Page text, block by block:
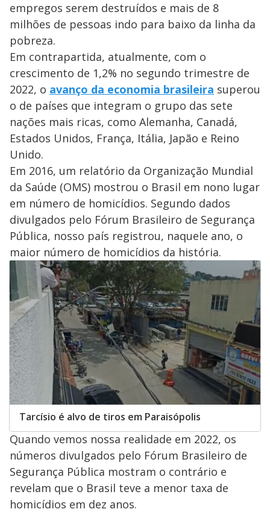
empregos serem destruídos e mais de 8
milhões de pessoas indo para baixo da linha da
pobreza.
Em contrapartida, atualmente, com o
crescimento de 1,2% no segundo trimestre de
2022, o avanço da economia brasileira superou
o de países que integram o grupo das sete
nações mais ricas, como Alemanha, Canadá,
Estados Unidos, França, Itália, Japão e Reino
Unido.
Em 2016, um relatório da Organização Mundial
da Saúde (OMS) mostrou o Brasil em nono lugar
em número de homicídios. Segundo dados
divulgados pelo Fórum Brasileiro de Segurança
Pública, nosso país registrou, naquele ano, o
maior número de homicídios da história.
Tarcísio é alvo de tiros em Paraisópolis
Quando vemos nossa realidade em 2022, os
números divulgados pelo Fórum Brasileiro de
Segurança Pública mostram o contrário e
revelam que o Brasil teve a menor taxa de
homicídios em dez anos.